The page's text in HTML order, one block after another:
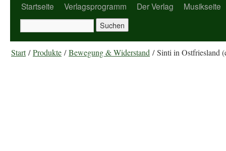
Startseite Verlagsprogramm Der Verlag Musikseite
Start/Produkte /Bewegung & Widerstand / Sinti in Ostfriesland